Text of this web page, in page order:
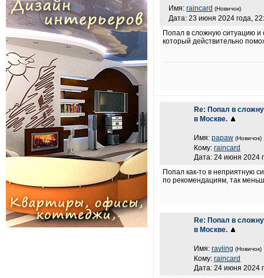
Имя: raincard (Новичок)
Дата: 23 июня 2024 года,
Попал в сложную ситуацию и
который действительно
Re: Попал в
в Москве.
Имя: papaw (Новичок)
Кому: raincard
Дата: 24 июня 2024
Попал как-то в неприятную
по рекомендациям, так
Re: Попал в
в Москве.
Имя: raviing (Новичок)
Кому: raincard
Дата: 24 июня 2024